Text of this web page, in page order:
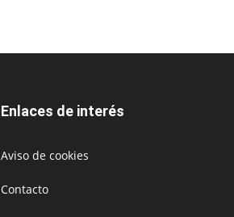
Enlaces de interés
Aviso de cookies
Contacto